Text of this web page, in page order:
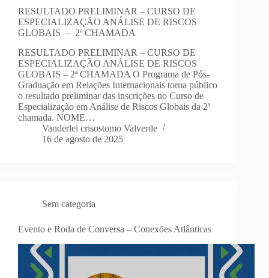
RESULTADO PRELIMINAR – CURSO DE
ESPECIALIZAÇÃO ANÁLISE DE RISCOS
GLOBAIS – 2ª CHAMADA
RESULTADO PRELIMINAR – CURSO DE
ESPECIALIZAÇÃO ANÁLISE DE RISCOS
GLOBAIS – 2ª CHAMADA O Programa de Pós-
Graduação em Relações Internacionais torna público
o resultado preliminar das inscrições no Curso de
Especialização em Análise de Riscos Globais da 2ª
chamada. NOME…
Vanderlei crisostomo Valverde
16 de agosto de 2025
Sem categoria
Evento e Roda de Conversa – Conexões Atlânticas